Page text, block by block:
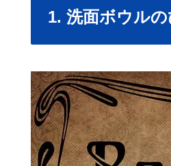
1. 洗面ボウル